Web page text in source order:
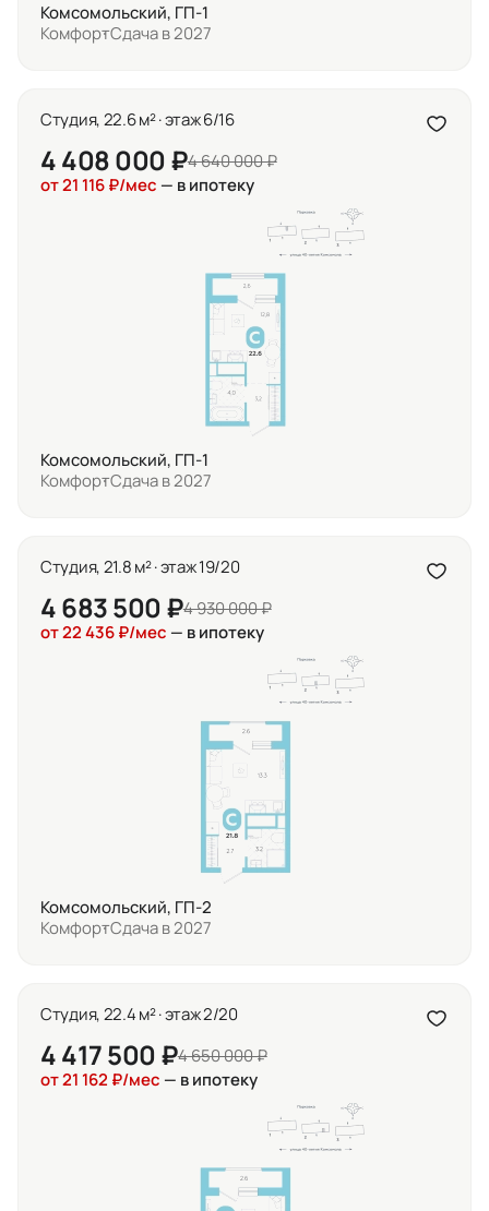
Комсомольский, ГП-1
КомфортСдача в 2027
Студия, 22.6 м² · этаж 6/16
4 408 000 ₽4 640 000 ₽
от 21 116 ₽/мес — в ипотеку
Комсомольский, ГП-1
КомфортСдача в 2027
Студия, 21.8 м² · этаж 19/20
4 683 500 ₽4 930 000 ₽
от 22 436 ₽/мес — в ипотеку
Комсомольский, ГП-2
КомфортСдача в 2027
Студия, 22.4 м² · этаж 2/20
4 417 500 ₽4 650 000 ₽
от 21 162 ₽/мес — в ипотеку